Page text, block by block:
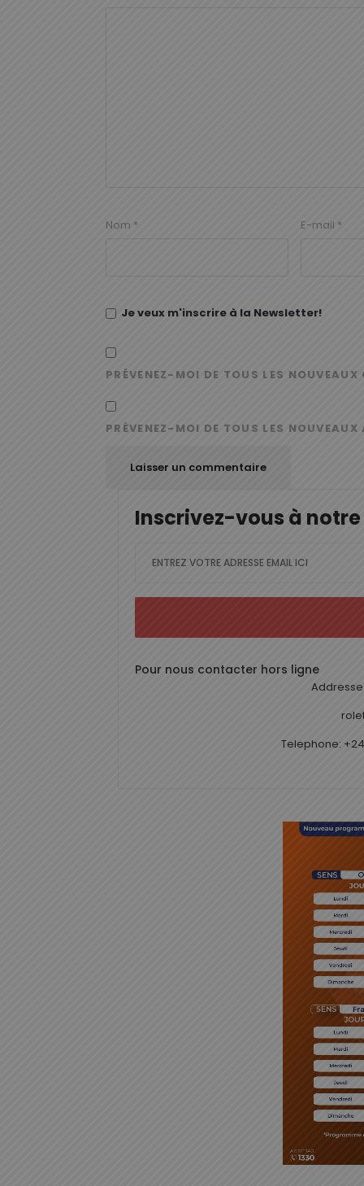
Nom * E-mail *
Je veux m'inscrire à la Newsletter!
PRÉVENEZ-MOI DE TOUS LES
PRÉVENEZ-MOI DE TOUS LES
Inscrivez-vous à
Pour nous contacter hors ligne
Telephone: